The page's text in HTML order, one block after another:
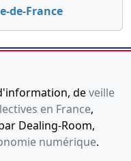
de-France
deveille
en France,
Dealing-Room,
numérique.